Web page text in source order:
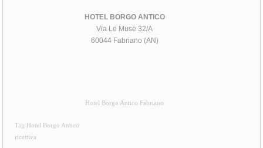
HOTEL BORGO ANTICO
Via Le Muse 32/A
60044 Fabriano (AN)
Hotel Borgo Antico Fabriano
Tag Hotel Borgo Antico
ricettiva